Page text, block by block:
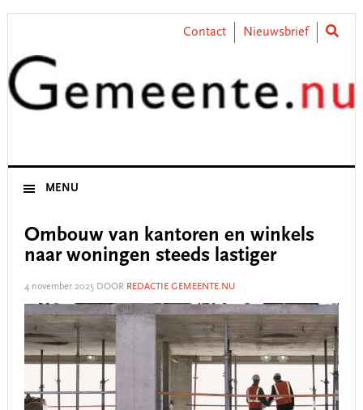
Skip
primary
navigation
Skip
content
Skip
primary
sidebar
Skip
footer
Contact Nieuwsbrief
MENU
Ombouw van kantoren en winkels
naar woningen steeds lastiger
4 november 2025DOOR REDACTIE GEMEENTE.NU